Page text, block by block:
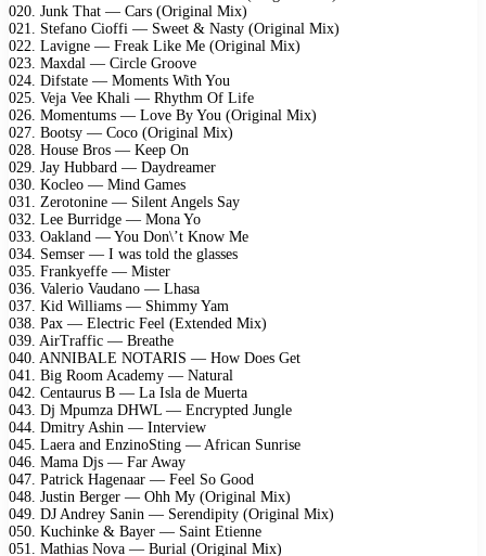
020. Junk That — Cars (Original Mix)
021. Stefano Cioffi — Sweet & Nasty (Original Mix)
022. Lavigne — Freak Like Me (Original Mix)
023. Maxdal — Circle Groove
024. Difstate — Moments With You
025. Veja Vee Khali — Rhythm Of Life
026. Momentums — Love By You (Original Mix)
027. Bootsy — Coco (Original Mix)
028. House Bros — Keep On
029. Jay Hubbard — Daydreamer
030. Kocleo — Mind Games
031. Zerotonine — Silent Angels Say
032. Lee Burridge — Mona Yo
033. Oakland — You Don\’t Know Me
034. Semser — I was told the glasses
035. Frankyeffe — Mister
036. Valerio Vaudano — Lhasa
037. Kid Williams — Shimmy Yam
038. Pax — Electric Feel (Extended Mix)
039. AirTraffic — Breathe
040. ANNIBALE NOTARIS — How Does Get
041. Big Room Academy — Natural
042. Centaurus B — La Isla de Muerta
043. Dj Mpumza DHWL — Encrypted Jungle
044. Dmitry Ashin — Interview
045. Laera and EnzinoSting — African Sunrise
046. Mama Djs — Far Away
047. Patrick Hagenaar — Feel So Good
048. Justin Berger — Ohh My (Original Mix)
049. DJ Andrey Sanin — Serendipity (Original Mix)
050. Kuchinke & Bayer — Saint Etienne
051. Mathias Nova — Burial (Original Mix)